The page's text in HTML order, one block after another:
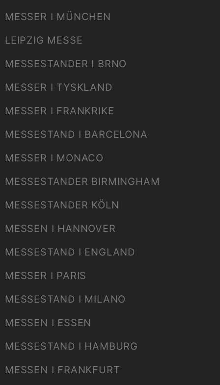
MESSER I MÜNCHEN
LEIPZIG MESSE
MESSESTANDER I BRNO
MESSER I TYSKLAND
MESSER I FRANKRIKE
MESSESTAND I BARCELONA
MESSER I MONACO
MESSESTANDER BIRMINGHAM
MESSESTANDER KÖLN
MESSEN I HANNOVER
MESSESTAND I ENGLAND
MESSER I PARIS
MESSESTAND I MILANO
MESSEN I ESSEN
MESSESTAND I HAMBURG
MESSEN I FRANKFURT